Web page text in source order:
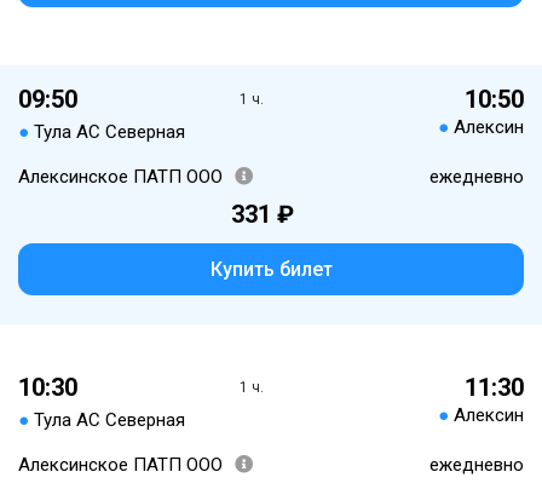
09:50
● Тула АС Северная
1 ч. 10:50
● Алексин
Алексинское ПАТП ООО ежедневно
331 ₽
Купить билет
10:30
● Тула АС Северная
1 ч. 11:30
● Алексин
Алексинское ПАТП ООО ежедневно